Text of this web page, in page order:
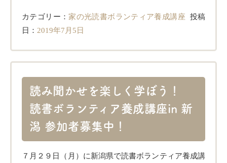
カテゴリー：家の光読書ボランティア養成講座 投稿
日： 2019年7月5日
読み聞かせを楽しく学ぼう！
読書ボランティア養成講座in 新
潟 参加者募集中！
７月２９日（月）に新潟県で読書ボランティア養成講